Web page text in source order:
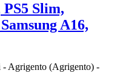
PS5 Slim,
A16,
- Agrigento (Agrigento) -